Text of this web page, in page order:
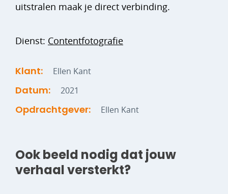
uitstralen maak je direct verbinding.
Dienst: Contentfotografie
Klant: Ellen Kant
Datum: 2021
Opdrachtgever: Ellen Kant
Ook beeld nodig dat jouw
verhaal versterkt?